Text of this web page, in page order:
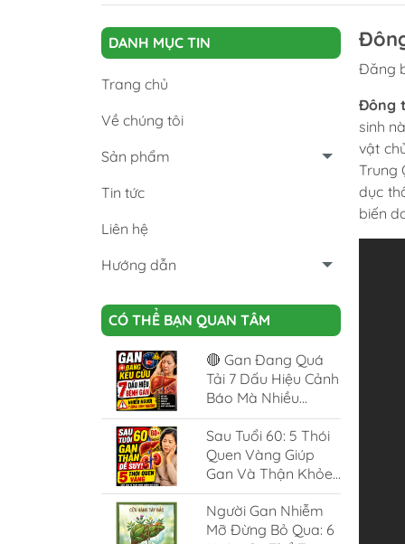
Đăng
Đông
sinh
vật
Trung
dục
biến
DANH MỤC TIN
Trang chủ
Về chúng tôi
Sản phẩm
Tin tức
Liên hệ
Hướng dẫn
CÓ THỂ BẠN QUAN TÂM
🔴 Gan Đang Quá
Tải 7 Dấu Hiệu Cảnh
Báo Mà Nhiều
Người Tưởng Là
Bình Thường
Sau Tuổi 60: 5 Thói
Quen Vàng Giúp
Gan Và Thận Khỏe
Mạnh Mỗi Ngày
Người Gan Nhiễm
Mỡ Đừng Bỏ Qua: 6